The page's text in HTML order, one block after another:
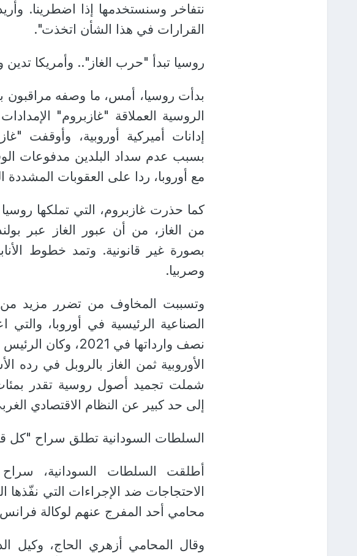
نتفاخر وسنستخدمها إذا اضطرينا.
القرارات في هذا الشأن اتخذت".
روسيا تبدأ "حرب الغاز".. وأمريكا
بدأت روسيا، أمس، ما وصفه مراقبون
الروسية العملاقة "غازبروم"
إدانات أميركية أوروبية، وأوقفت
بسبب عدم سداد البلدين مدفوعات
مع أوروبا، ردا على العقوبات
من الغاز، من أن عبور الغاز عبر
بصورة غير قانونية. وتمد خطوط
وصربيا.
وتسببت المخاوف من تضرر مزيد من
الصناعية الرئيسية في أوروبا،
نصف وارداتها في
الأوروبية ثمن الغاز بالروبل في رده
شملت تجميد أصول روسية تقدر
إلى حد كبير عن النظام الاقتصادي
السلطات السودانية تطلق سراح "كل
أطلقت السلطات السودانية،
الاحتجاجات ضد الإجراءات التي
محامي أحد المفرج عنهم لوكالة
وقال المحامي أزهري الحاج، وكيل